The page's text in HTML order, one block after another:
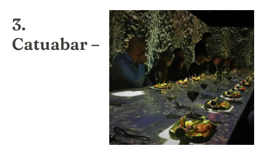
3.
Catuabar –